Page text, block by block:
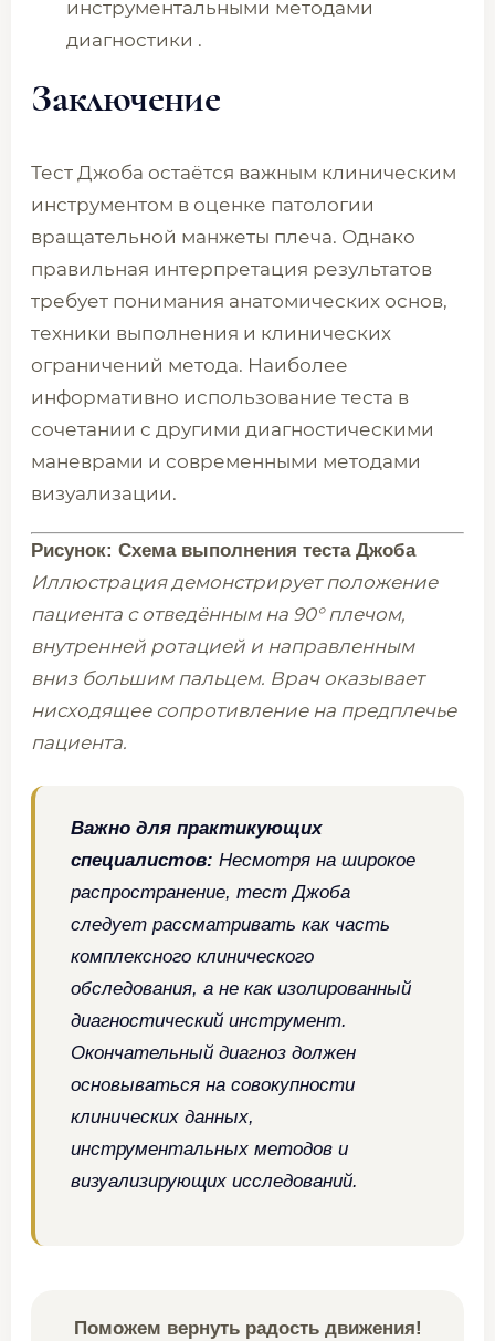
инструментальными методами
диагностики .
Заключение
Тест Джоба остаётся важным клиническим
инструментом в оценке патологии
вращательной манжеты плеча. Однако
правильная интерпретация результатов
требует понимания анатомических основ,
техники выполнения и клинических
ограничений метода. Наиболее
информативно использование теста в
сочетании с другими диагностическими
маневрами и современными методами
визуализации.
Рисунок: Схема выполнения теста Джоба
Иллюстрация демонстрирует положение
пациента с отведённым на 90° плечом,
внутренней ротацией и направленным
вниз большим пальцем. Врач оказывает
нисходящее сопротивление на предплечье
пациента.
Важно для практикующих
специалистов: Несмотря на широкое
распространение, тест Джоба
следует рассматривать как часть
комплексного клинического
обследования, а не как изолированный
диагностический инструмент.
Окончательный диагноз должен
основываться на совокупности
клинических данных,
инструментальных методов и
визуализирующих исследований.
Поможем вернуть радость движения!